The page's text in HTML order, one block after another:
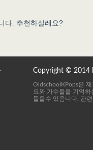
다. 추천하실레요?
Copyright © 2014
OldschoolKPops은
요와 가수들을 기억
들을수 있음니다. 관